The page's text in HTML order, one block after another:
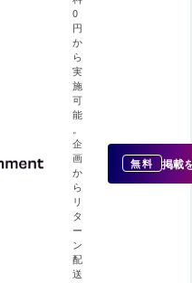
0
円
か
ら
実
施
可
能
企
画
か
ら
リ
タ
ー
ン
配
送
無料 掲載